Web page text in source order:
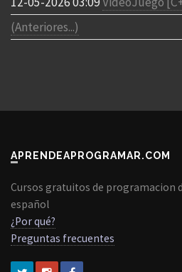
(Anteriores...)
APRENDEAPROGRAMAR.COM
Cursos gratuitos de programacion
español
¿Por qué?
Preguntas frecuentes